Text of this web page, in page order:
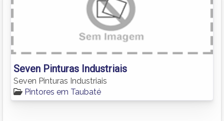
Seven Pinturas Industriais
Seven Pinturas Industriais
Pintores em Taubaté